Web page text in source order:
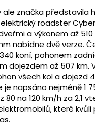
ale značka představila
roadster
a výkonem až
nabídne dvě verze.
koní, pohonem
dojezdem až 507 km.
všech kol a dojezd
je napsáno nejméně 1
80 na 120 km/h za 2,1
které